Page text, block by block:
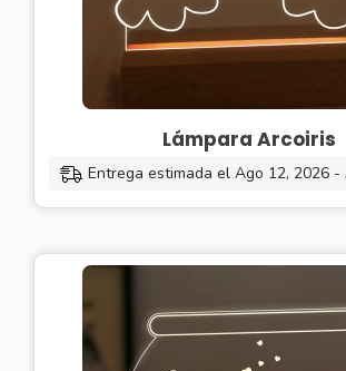
Lámpara Arcoiris
Entrega estimada el Ago 12, 2026 -